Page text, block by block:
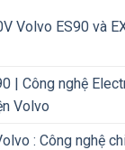
Volvo ES90 và
| Công nghệ
Volvo
: Công nghệ